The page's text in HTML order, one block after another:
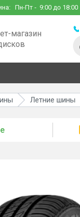
Пн-Пт - 9:00 до 18:00
магазин
Летние шины